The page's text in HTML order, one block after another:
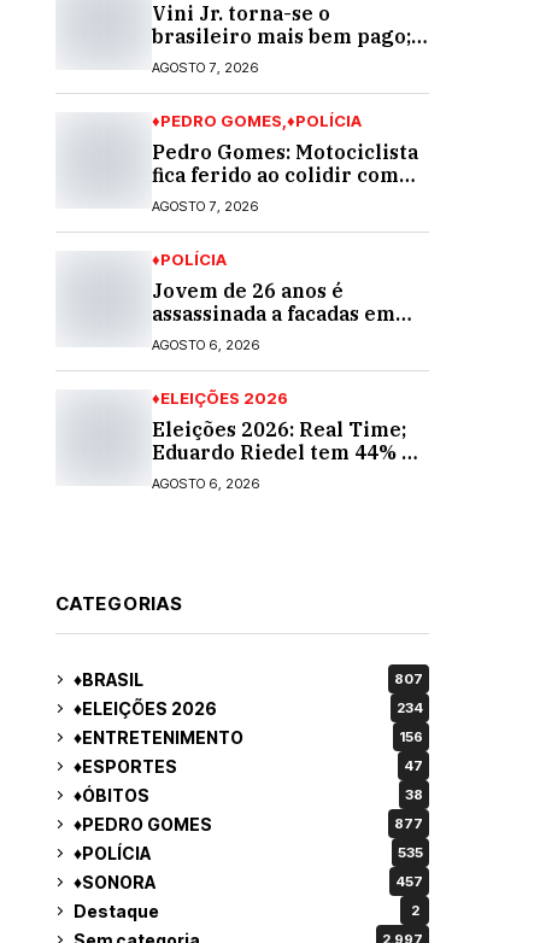
Vini Jr. torna-se o
brasileiro mais bem pago;
veja o top 10
AGOSTO 7, 2026
♦PEDRO GOMES ♦POLÍCIA
Pedro Gomes: Motociclista
fica ferido ao colidir com
automóvel na Av. Diva
Araújo; ele não tinha CNH
AGOSTO 7, 2026
♦POLÍCIA
Jovem de 26 anos é
assassinada a facadas em
Rio Verde de Mato Grosso;
suspeito é procurado
AGOSTO 6, 2026
♦ELEIÇÕES 2026
Eleições 2026: Real Time;
Eduardo Riedel tem 44% e
Fábio Trad, 25%, no 1º
turno para o governo do
AGOSTO 6, 2026
CATEGORIAS
♦BRASIL 807
♦ELEIÇÕES 2026 234
♦ENTRETENIMENTO 156
♦ESPORTES 47
♦ÓBITOS 38
♦PEDRO GOMES 877
♦POLÍCIA 535
♦SONORA 457
Destaque 2
2.997